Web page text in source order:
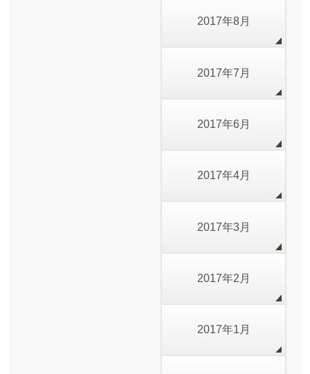
2017年8月
2017年7月
2017年6月
2017年4月
2017年3月
2017年2月
2017年1月